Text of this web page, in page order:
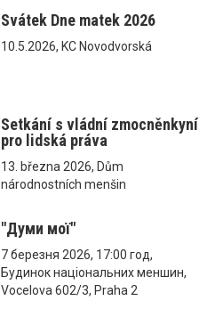
Svátek Dne matek 2026
10.5.2026, KC Novodvorská
Setkání s vládní zmocněnkyní
pro lidská práva
13. března 2026, Dům
národnostních menšin
"Думи мої"
7 березня 2026, 17:00 год,
Будинок національних меншин,
Vocelova 602/3, Praha 2